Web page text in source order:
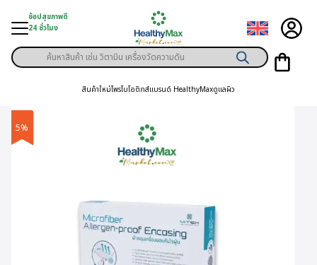
content
ช้อปสุขภาพดี
24 ชั่วโมง
มู่สินค้า
าพเฉพาะคุณ
Products
search
สินค้าใหม่โพรไบโอติกส์แบรนด์ HealthyMaxดูแลผิว
5%